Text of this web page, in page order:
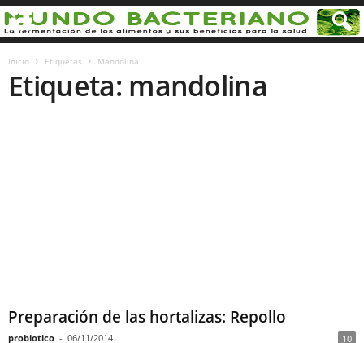
Inicio Etiquetas Mandolina
Etiqueta: mandolina
Preparación de las hortalizas: Repollo
probiotico - 06/11/2014 10